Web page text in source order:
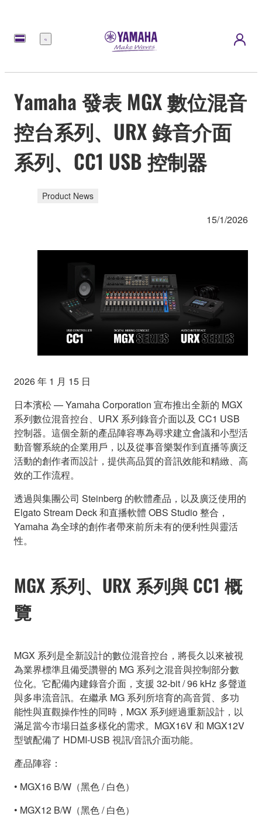
選
Yamaha 發表 MGX 數位混音
控台系列、URX 錄音介面
系列、CC1 USB 控制器
Product News
15/1/2026
2026 年 1 月 15 日
日本濱松 — Yamaha Corporation 宣布推出全新的 MGX
系列數位混音控台、URX 系列錄音介面以及 CC1 USB
控制器。這個全新的產品陣容專為尋求建立會議和小型活
動音響系統的企業用戶，以及從事音樂製作到直播等廣泛
活動的創作者而設計，提供高品質的音訊效能和精緻、高
效的工作流程。
透過與集團公司 Steinberg 的軟體產品，以及廣泛使用的
Elgato Stream Deck 和直播軟體 OBS Studio 整合，
Yamaha 為全球的創作者帶來前所未有的便利性與靈活
性。
MGX 系列、URX 系列與 CC1 概
覽
MGX 系列是全新設計的數位混音控台，將長久以來被視
為業界標準且備受讚譽的 MG 系列之混音與控制部分數
位化。它配備內建錄音介面，支援 32-bit / 96 kHz 多聲道
與多串流音訊。在繼承 MG 系列所培育的高音質、多功
能性與直觀操作性的同時，MGX 系列經過重新設計，以
滿足當今市場日益多樣化的需求。MGX16V 和 MGX12V
型號配備了 HDMI-USB 視訊/音訊介面功能。
產品陣容：
• MGX16 B/W（黑色 / 白色）
• MGX12 B/W（黑色 / 白色）